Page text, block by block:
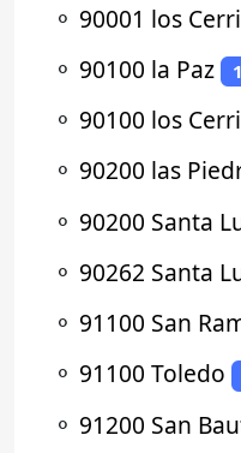
⚬ 90001 los
⚬ 90100 la Paz 1
⚬ 90100 los
⚬ 90200 las
⚬ 90200 Santa
⚬ 90262 Santa
⚬ 91100 San
⚬ 91100 Toledo
⚬ 91200 San